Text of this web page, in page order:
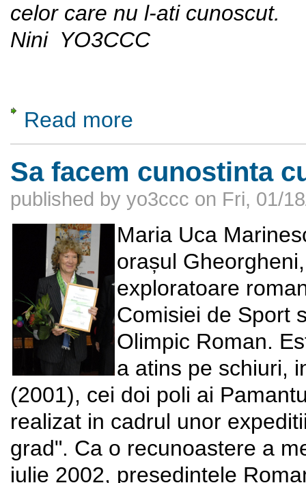
celor care nu l-ati cunoscut.
Nini YO3CCC
Read more
Sa facem cunostinta
published by yo3ccc on Fri, 01/
Maria Uca
orașul
exploratoare
Comisiei de Sport
Olimpic Roman.
a atins pe schiuri,
(2001), cei doi poli ai
realizat in cadrul unor
grad". Ca o recunoastere a
iulie 2002, presedintele